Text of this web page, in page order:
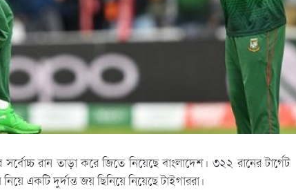
রান তাড়া করে জিতে নিয়েছে বাংলাদেশ। ৩২২ রানের টার্গেট
একটি দুর্দান্ত জয় ছিনিয়ে নিয়েছে টাইগাররা।